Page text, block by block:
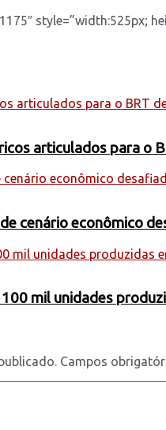
style=”width:525px;
articulados para o
cenário econômico
mil unidades
Campos